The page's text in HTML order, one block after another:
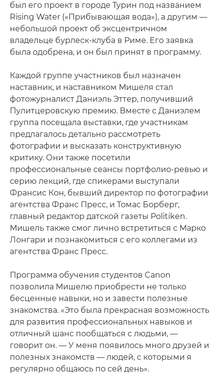
был его проект в городе Турин под названием
Rising Water («Прибывающая вода»), а другим —
небольшой проект об эксцентричном
владельце бурлеск-клуба в Риме. Его заявка
была одобрена, и он был принят в программу.
Каждой группе участников был назначен
наставник, и наставником Мишеля стал
фотожурналист Даниэль Эттер, получивший
Пулитцеровскую премию. Вместе с Даниэлем
группа посещала выставки, где участникам
предлагалось детально рассмотреть
фотографии и высказать конструктивную
критику. Они также посетили
профессиональные сеансы портфолио-ревью и
серию лекций, где спикерами выступали
Франсис Кон, бывший директор по фотографии
агентства Франс Пресс, и Томас Борберг,
главный редактор датской газеты Politiken.
Мишель также смог лично встретиться с Марко
Лонгари и познакомиться с его коллегами из
агентства Франс Пресс.
Программа обучения студентов Canon
позволила Мишелю приобрести не только
бесценные навыки, но и завести полезные
знакомства. «Это была прекрасная возможность
для развития профессиональных навыков и
отличный шанс пообщаться с людьми, —
говорит он. — У меня появилось много друзей и
полезных знакомств — людей, с которыми я
регулярно общаюсь по сей день».